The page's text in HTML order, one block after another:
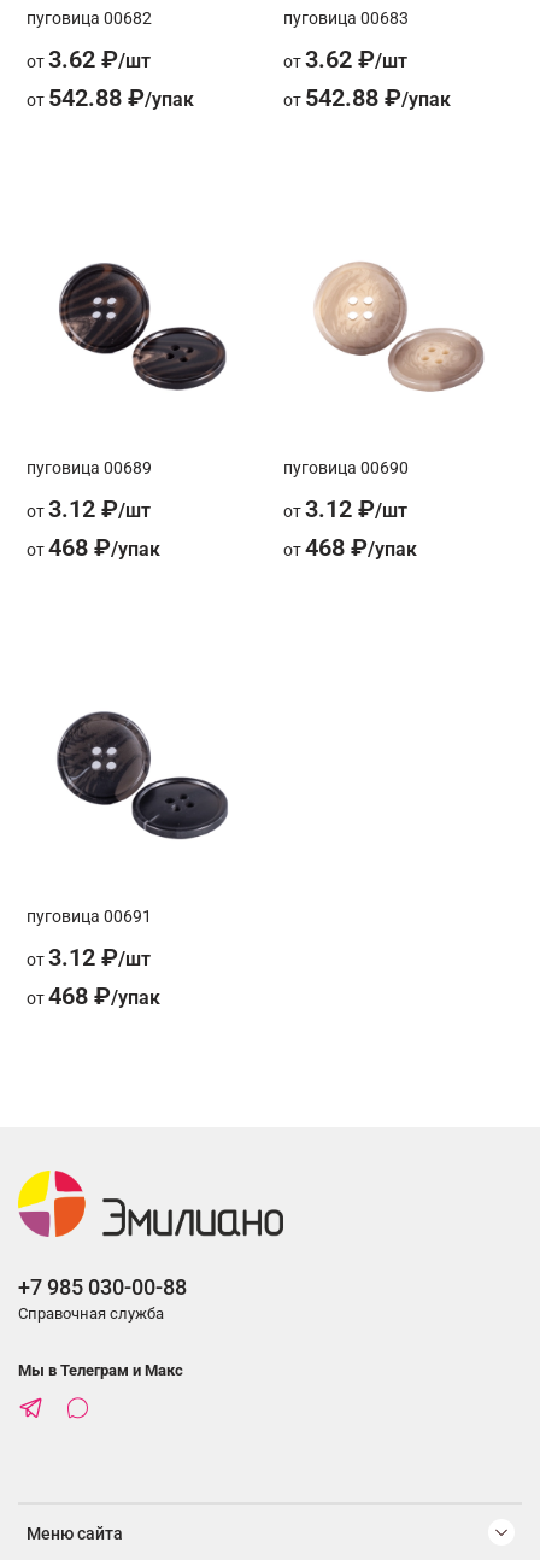
пуговица 00682
от3.62 ₽
от 542.88 ₽
пуговица 00683
от 3.62 ₽
от 542.88 ₽
пуговица 00689
от3.12 ₽
от468 ₽
пуговица 00690
от 3.12 ₽
от 468 ₽
пуговица 00691
от3.12 ₽
от468 ₽
Меню сайта
+7 985 030-00-88
Справочная служба
Мы в Телеграм и Макс